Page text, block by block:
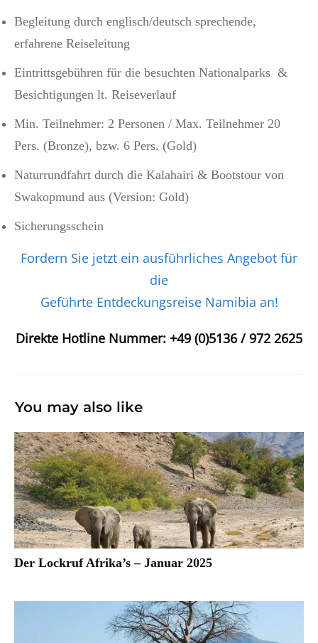
Begleitung durch englisch/deutsch sprechende,
erfahrene Reiseleitung
Eintrittsgebühren für die besuchten Nationalparks &
Besichtigungen lt. Reiseverlauf
Min. Teilnehmer: 2 Personen / Max. Teilnehmer 20
Pers. (Bronze), bzw. 6 Pers. (Gold)
Naturrundfahrt durch die Kalahairi & Bootstour von
Swakopmund aus (Version: Gold)
Sicherungsschein
Fordern Sie jetzt ein ausführliches Angebot für
die
Geführte Entdeckungsreise Namibia an!
Direkte Hotline Nummer: +49 (0)5136 / 972 2625
You may also like
Der Lockruf Afrika’s – Januar 2025